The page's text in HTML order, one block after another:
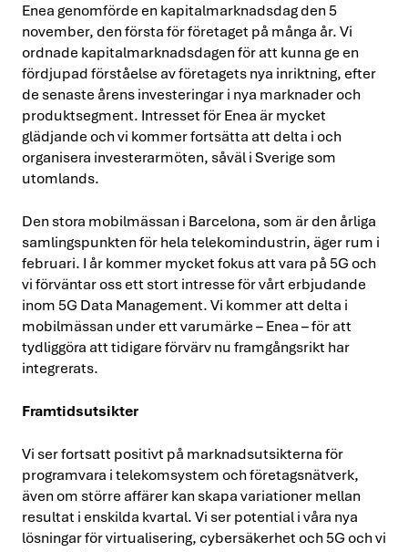
Enea genomförde en kapitalmarknadsdag den 5
november, den första för företaget på många år. Vi
ordnade kapitalmarknadsdagen för att kunna ge en
fördjupad förståelse av företagets nya inriktning, efter
de senaste årens investeringar i nya marknader och
produktsegment. Intresset för Enea är mycket
glädjande och vi kommer fortsätta att delta i och
organisera investerarmöten, såväl i Sverige som
utomlands.
Den stora mobilmässan i Barcelona, som är den årliga
samlingspunkten för hela telekomindustrin, äger rum i
februari. I år kommer mycket fokus att vara på 5G och
vi förväntar oss ett stort intresse för vårt erbjudande
inom 5G Data Management. Vi kommer att delta i
mobilmässan under ett varumärke – Enea – för att
tydliggöra att tidigare förvärv nu framgångsrikt har
integrerats.
Framtidsutsikter
Vi ser fortsatt positivt på marknadsutsikterna för
programvara i telekomsystem och företagsnätverk,
även om större affärer kan skapa variationer mellan
resultat i enskilda kvartal. Vi ser potential i våra nya
lösningar för virtualisering, cybersäkerhet och 5G och vi